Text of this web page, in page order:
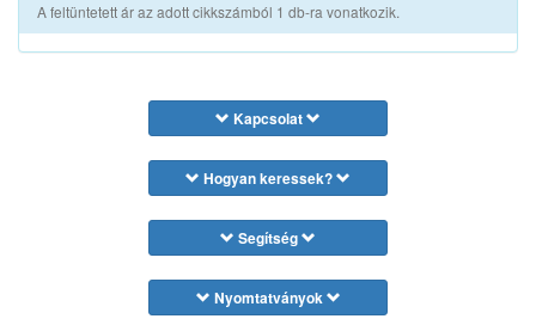
A feltüntetett ár az adott cikkszámból 1 db-ra vonatkozik.
Kapcsolat
Hogyan keressek?
Segítség
Nyomtatványok